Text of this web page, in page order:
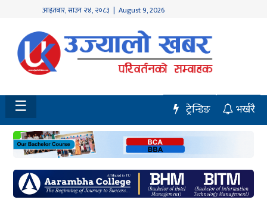
आइतबार,साउन २४, २०८३ | August 9, 2026
होमपेज
नवलपुर
विशेष
मध्य
नेपाल
चितवन
सेरोफेरो
☰ भर्खरै
ट्रेन्डिङ